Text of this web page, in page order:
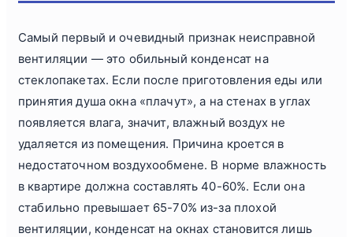
Самый первый и очевидный признак неисправной
вентиляции — это обильный конденсат на
стеклопакетах. Если после приготовления еды или
принятия душа окна «плачут», а на стенах в углах
появляется влага, значит, влажный воздух не
удаляется из помещения. Причина кроется в
недостаточном воздухообмене. В норме влажность
в квартире должна составлять 40-60%. Если она
стабильно превышает 65-70% из-за плохой
вентиляции, конденсат на окнах становится лишь